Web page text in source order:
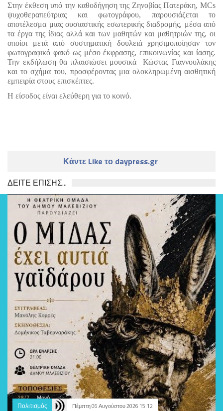
​Στην έκθεση υπό την καθοδήγηση της Ζηνοβίας Πατεράκη, MCs
ψυχοθεραπεύτριας και φωτογράφου, παρουσιάζεται το
αποτέλεσμα μιας ουσιαστικής εσωτερικής διαδρομής, μέσα από
τα έργα της ίδιας αλλά και των μαθητών και μαθητριών της, οι
οποίοι μετά από συστηματική δουλειά χρησιμοποίησαν τον
φωτογραφικό φακό ως μέσο έκφρασης, επικοινωνίας και ίασης.
Την εκδήλωση θα πλαισιώσει μουσικά  Κώστας Γιαννουλάκης
και το σχήμα του, προσφέροντας μια ολοκληρωμένη αισθητική
εμπειρία στους επισκέπτες.
Η είσοδος είναι ελεύθερη για το κοινό.
Κάντε Like το daypress.gr
ΔΕΙΤΕ ΕΠΙΣΗΣ...
Πολιτισμός Πέμπτη 06 Αυγούστου 2026 15:12